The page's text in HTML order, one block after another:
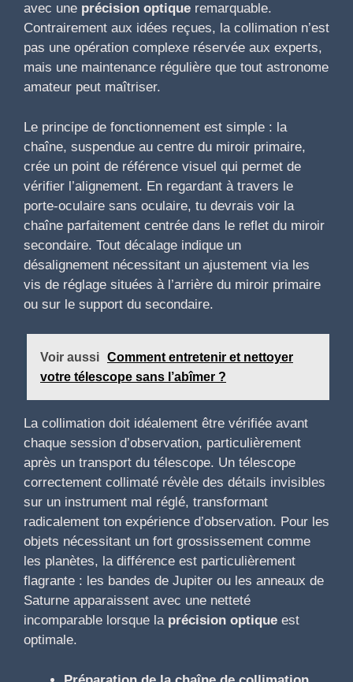
avec une précision optique remarquable.
Contrairement aux idées reçues, la collimation n’est
pas une opération complexe réservée aux experts,
mais une maintenance régulière que tout astronome
amateur peut maîtriser.
Le principe de fonctionnement est simple : la
chaîne, suspendue au centre du miroir primaire,
crée un point de référence visuel qui permet de
vérifier l’alignement. En regardant à travers le
porte-oculaire sans oculaire, tu devrais voir la
chaîne parfaitement centrée dans le reflet du miroir
secondaire. Tout décalage indique un
désalignement nécessitant un ajustement via les
vis de réglage situées à l’arrière du miroir primaire
ou sur le support du secondaire.
Voir aussi Comment entretenir et nettoyer
votre télescope sans l’abîmer ?
La collimation doit idéalement être vérifiée avant
chaque session d’observation, particulièrement
après un transport du télescope. Un télescope
correctement collimaté révèle des détails invisibles
sur un instrument mal réglé, transformant
radicalement ton expérience d’observation. Pour les
objets nécessitant un fort grossissement comme
les planètes, la différence est particulièrement
flagrante : les bandes de Jupiter ou les anneaux de
Saturne apparaissent avec une netteté
incomparable lorsque la précision optique est
optimale.